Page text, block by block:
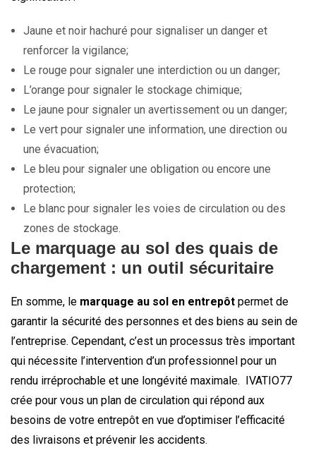
Jaune et noir hachuré pour signaliser un danger et
renforcer la vigilance;
Le rouge pour signaler une interdiction ou un danger;
L’orange pour signaler le stockage chimique;
Le jaune pour signaler un avertissement ou un danger;
Le vert pour signaler une information, une direction ou
une évacuation;
Le bleu pour signaler une obligation ou encore une
protection;
Le blanc pour signaler les voies de circulation ou des
zones de stockage.
Le marquage au sol des quais de
chargement : un outil sécuritaire
En somme, le marquage au sol en entrepôt permet de
garantir la sécurité des personnes et des biens au sein de
l’entreprise. Cependant, c’est un processus très important
qui nécessite l’intervention d’un professionnel pour un
rendu irréprochable et une longévité maximale. IVATIO77
crée pour vous un plan de circulation qui répond aux
besoins de votre entrepôt en vue d’optimiser l’efficacité
des livraisons et prévenir les accidents.